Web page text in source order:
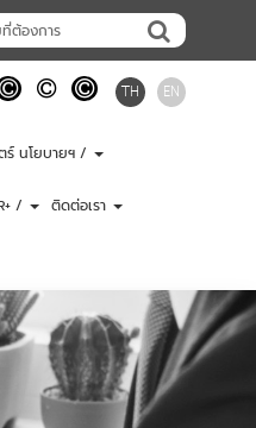
TH EN
ร์ นโยบายฯ /
/ ติดต่อเรา